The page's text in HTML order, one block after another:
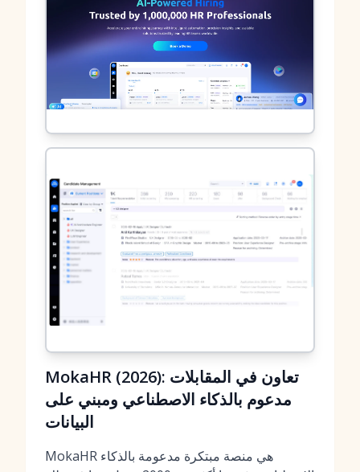
MokaHR (2026): تعاون في المقابلات
مدعوم بالذكاء الاصطناعي ومبني على
البيانات
MokaHR هي منصة مبتكرة مدعومة بالذكاء